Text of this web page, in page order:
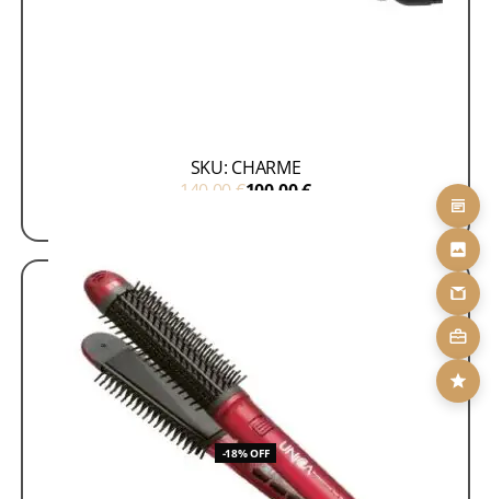
SKU: CHARME
140,00€100,00€
-18% OFF